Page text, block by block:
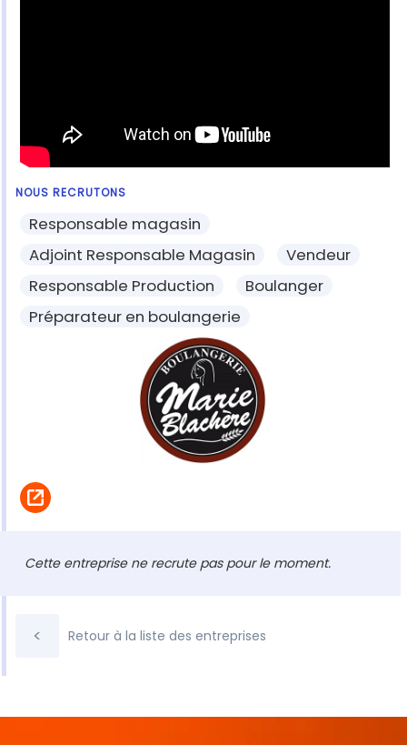
NOUS RECRUTONS
Responsable magasin
Adjoint Responsable Magasin
Vendeur
Responsable Production
Boulanger
Préparateur en boulangerie
Cette entreprise ne recrute pas pour le moment.
< Retour à la liste des entreprises